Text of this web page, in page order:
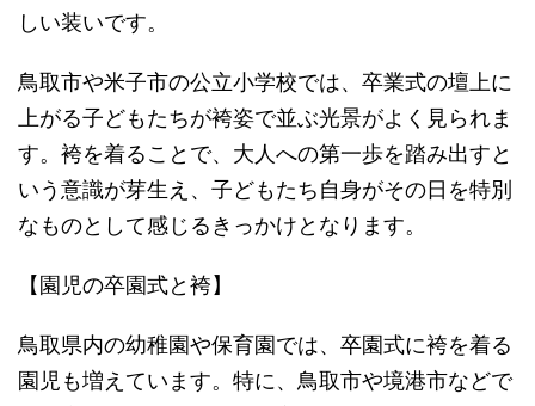
しい装いです。
鳥取市や米子市の公立小学校では、卒業式の壇上に
上がる子どもたちが袴姿で並ぶ光景がよく見られま
す。袴を着ることで、大人への第一歩を踏み出すと
いう意識が芽生え、子どもたち自身がその日を特別
なものとして感じるきっかけとなります。
【園児の卒園式と袴】
鳥取県内の幼稚園や保育園では、卒園式に袴を着る
園児も増えています。特に、鳥取市や境港市などで